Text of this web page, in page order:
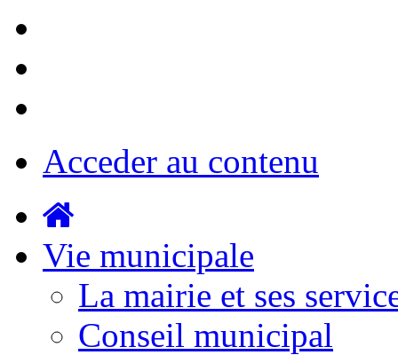
Acceder au contenu
Vie municipale
La mairie et ses
Conseil municipal